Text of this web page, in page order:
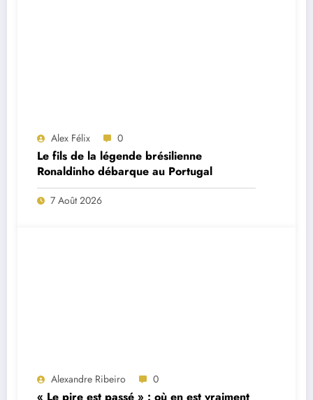
Alex Félix 0
Le fils de la légende brésilienne
Ronaldinho débarque au Portugal
7 Août 2026
Alexandre Ribeiro 0